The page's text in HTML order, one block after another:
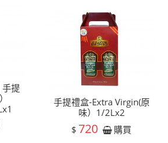
提
手提禮盒-Extra Virgin(原
味）1/2Lx2
$ 720 購買